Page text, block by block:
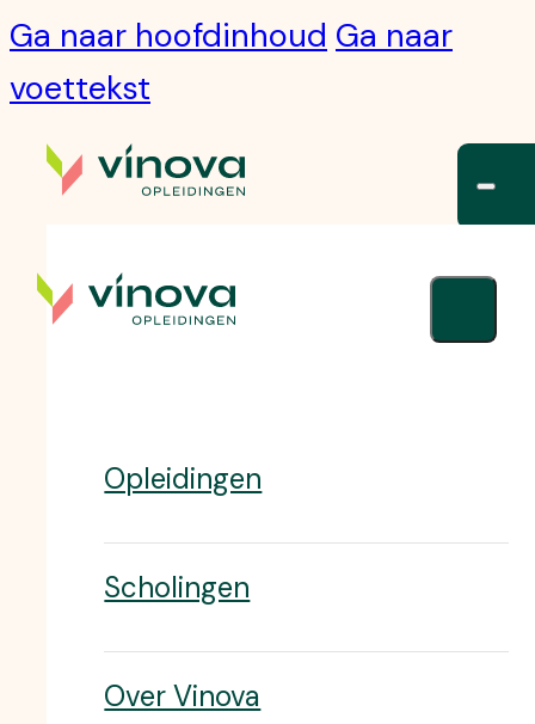
Ga naar hoofdinhoud Ga naar
voettekst
Opleidingen
Scholingen
Over Vinova